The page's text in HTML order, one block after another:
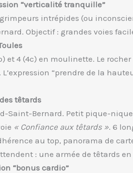
“verticalité tranquille”
intrépides (ou
Objectif : grandes voies
et 4 (4c) en moulinette. Le
“prendre de la
têtards
Saint-Bernard. Petit pique-
« Confiance aux têtards ». 6
au top, panorama de
: une armée de têtards
“bonus cardio”